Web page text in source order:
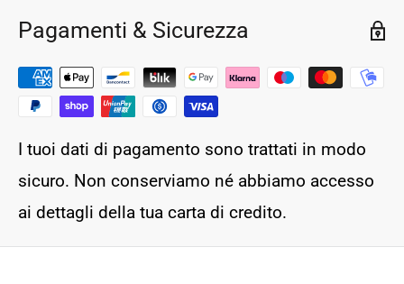
Pagamenti & Sicurezza
I tuoi dati di pagamento sono trattati in modo
sicuro. Non conserviamo né abbiamo accesso
ai dettagli della tua carta di credito.